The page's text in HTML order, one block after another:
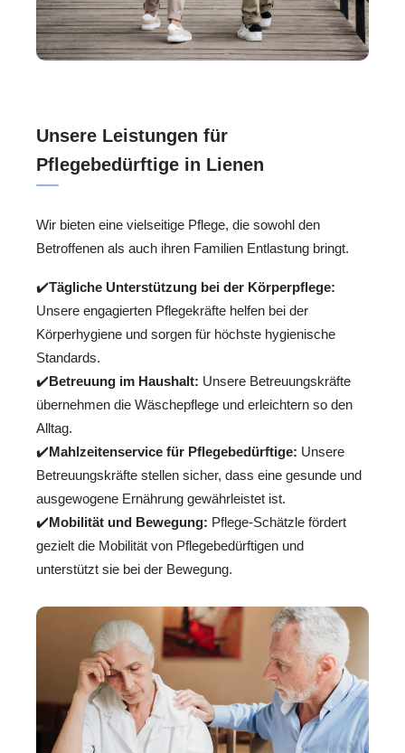
Unsere Leistungen für
Pflegebedürftige in Lienen
Wir bieten eine vielseitige Pflege, die sowohl den
Betroffenen als auch ihren Familien Entlastung bringt.
✔️Tägliche Unterstützung bei der Körperpflege:
Unsere engagierten Pflegekräfte helfen bei der
Körperhygiene und sorgen für höchste hygienische
Standards.
✔️Betreuung im Haushalt: Unsere Betreuungskräfte
übernehmen die Wäschepflege und erleichtern so den
Alltag.
✔️Mahlzeitenservice für Pflegebedürftige: Unsere
Betreuungskräfte stellen sicher, dass eine gesunde und
ausgewogene Ernährung gewährleistet ist.
✔️Mobilität und Bewegung: Pflege-Schätzle fördert
gezielt die Mobilität von Pflegebedürftigen und
unterstützt sie bei der Bewegung.